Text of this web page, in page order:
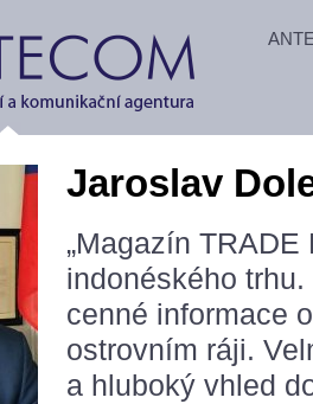
Jaroslav
„Magazín
indonéského
cenné informace
ostrovním ráji.
a hluboký vhled